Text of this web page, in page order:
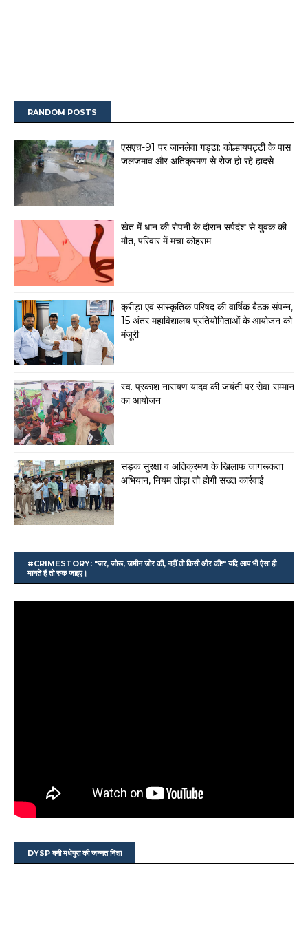
RANDOM POSTS
एसएच-91 पर जानलेवा गड्ढा: कोल्हायपट्टी के पास
जलजमाव और अतिक्रमण से रोज हो रहे हादसे
खेत में धान की रोपनी के दौरान सर्पदंश से युवक की
मौत, परिवार में मचा कोहराम
क्रीड़ा एवं सांस्कृतिक परिषद की वार्षिक बैठक संपन्न,
15 अंतर महाविद्यालय प्रतियोगिताओं के आयोजन को
मंजूरी
स्व. प्रकाश नारायण यादव की जयंती पर सेवा-सम्मान
का आयोजन
सड़क सुरक्षा व अतिक्रमण के खिलाफ जागरूकता
अभियान, नियम तोड़ा तो होगी सख्त कार्रवाई
#CRIMESTORY: "जर, जोरू, जमीन जोर की, नहीं तो किसी और की!" यदि आप भी ऐसा ही
मानते हैं तो रुक जाइए।
DYSP बनी मधेपुरा की जन्नत निशा